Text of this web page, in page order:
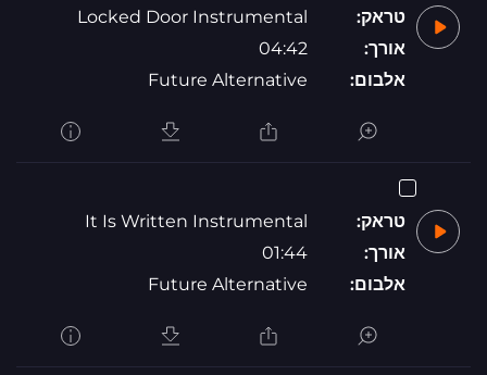
טראק:
Locked Door Instrumental
אורך:
04:42
אלבום:
Future Alternative
טראק:
It Is Written Instrumental
אורך:
01:44
אלבום:
Future Alternative